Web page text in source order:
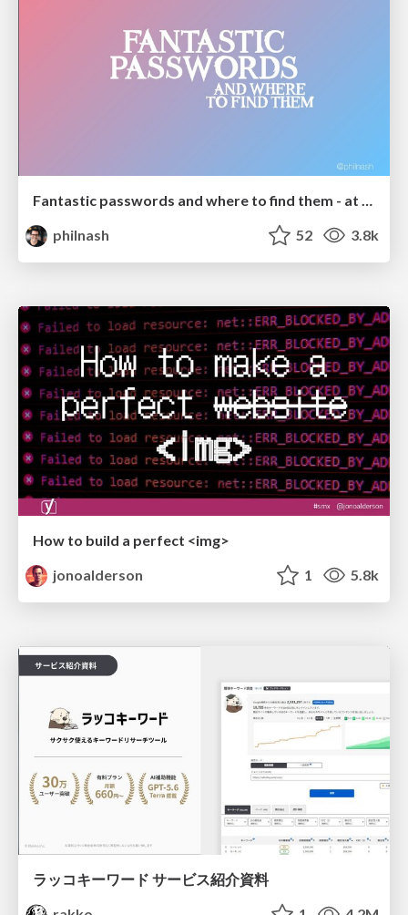
Fantastic passwords and where to find them - at NoRuKo
philnash
52 3.8k
How to build a perfect <img>
jonoalderson
1 5.8k
ラッコキーワード サービス紹介資料